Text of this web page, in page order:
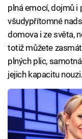
plná emocí, dojmů i
všudypřítomné
domova i ze světa,
totiž můžete
plných plic,
jejich kapacitu nouzi.